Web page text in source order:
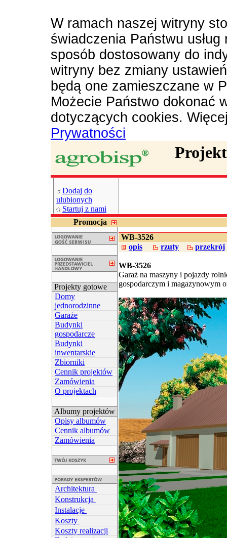
W ramach naszej witryny
świadczenia Państwu
sposób dostosowany do
witryny bez zmiany
będą one zamieszczane w
Możecie Państwo dokonać
dotyczących cookies.
Prywatności
Dodaj do
ulubionych
Startuj z nami
Promocja
Projekty gotowe
Domy
jednorodzinne
Garaże
Budynki
gospodarcze
Budynki
inwentarskie
Zbiorniki
Cennik projektów
Zamówienia
O projektach
Albumy projektów
Opisy albumów
Cennik albumów
Zamówienia
Architektura
Konstrukcja
Instalacje
Koszty
Koszty realizacji
WB-3526
opis
rzuty przekrój
WB-3526
Garaż na maszyny i pojazdy
gospodarczym i magazynowym